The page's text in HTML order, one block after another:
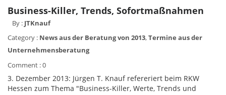
Business-Killer, Trends, Sofortmaßnahmen
By : JTKnauf
Category : News aus der Beratung von 2013,Termine aus der
Unternehmensberatung
Comment : 0
3. Dezember 2013: Jürgen T. Knauf refereriert beim RKW
Hessen zum Thema "Business-Killer, Werte, Trends und